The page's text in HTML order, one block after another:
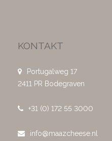
KONTAKT
Portugalweg 17
2411 PR Bodegraven
+31 (0) 172 55 3000
info@maazcheese.nl